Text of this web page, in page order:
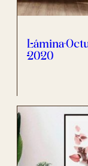
Lámina
2020